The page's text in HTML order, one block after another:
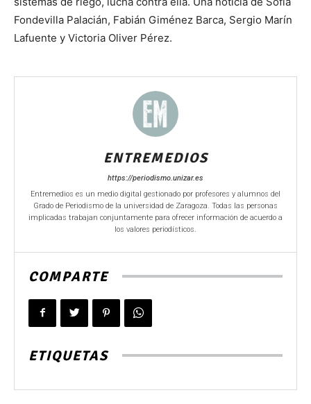
Fondevilla Palacián, Fabián Giménez Barca, Sergio Marín
Lafuente y Victoria Oliver Pérez.
ENTREMEDIOS
https://periodismo.unizar.es
Entremedios es un medio digital gestionado por profesores y alumnos del
Grado de Periodismo de la universidad de Zaragoza. Todas las personas
implicadas trabajan conjuntamente para ofrecer información de acuerdo a
los valores periodísticos.
COMPARTE
ETIQUETAS